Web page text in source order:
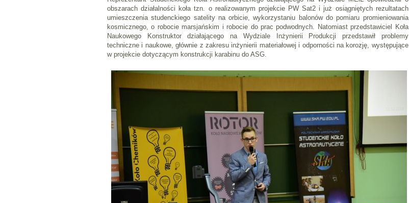
obszarach działalności koła tzn. o realizowanym projekcie PW Sat2 i już osiągniętych rezultatach
umieszczenia studenckiego satelity na orbicie, wykorzystaniu balonów do pomiaru promieniowania
kosmicznego, o robocie marsjańskim i robocie do prac podwodnych. Natomiast przedstawiciel Koła
Naukowego Konstruktor działającego na Wydziale Inżynierii Produkcji przedstawił problemy
techniczne i naukowe, głównie z zakresu inżynierii materiałowej i odporności na korozję, występujące
w projekcie dotyczącym konstrukcji karabinu do ASG.